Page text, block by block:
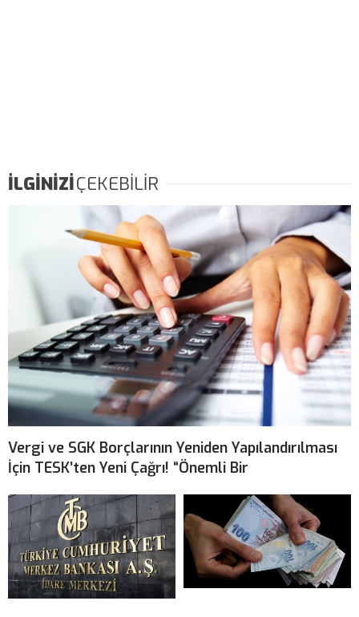
İLGİNİZİÇEKEBİLİR
Vergi ve SGK Borçlarının Yeniden Yapılandırılması
İçin TESK’ten Yeni Çağrı! “Önemli Bir